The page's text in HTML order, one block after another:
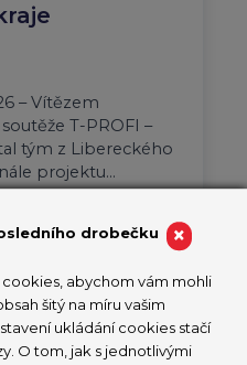
– Vítězem
T-PROFI –
tým z Libereckého
projektu…
×
drobečku
abychom vám mohli
šitý na míru vašim
ukládání cookies stačí
O tom, jak s jednotlivými